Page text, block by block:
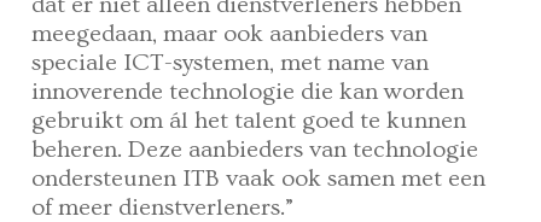
meegedaan, maar ook aanbieders van
speciale ICT-systemen, met name van
innoverende technologie die kan worden
gebruikt om ál het talent goed te kunnen
beheren. Deze aanbieders van technologie
ondersteunen ITB vaak ook samen met een
of meer dienstverleners.”